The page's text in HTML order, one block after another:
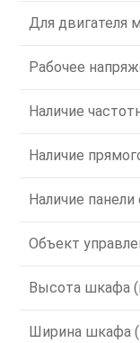
Для двигателя
Рабочее
Наличие
Наличие
Наличие панели
Объект
Высота шкафа
Ширина шкафа